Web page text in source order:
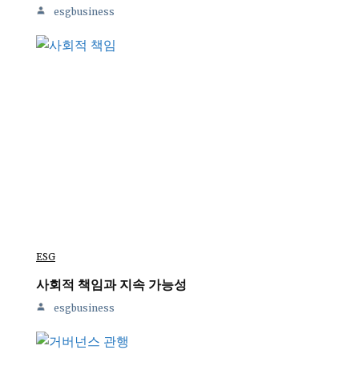
esgbusiness
ESG
사회적 책임과 지속 가능성
esgbusiness